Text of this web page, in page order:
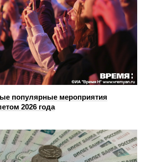
популярные мероприятия
2026 года